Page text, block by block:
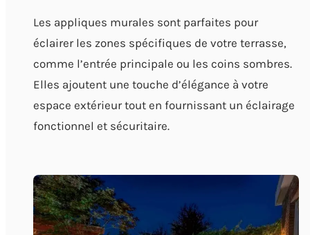
Les appliques murales sont parfaites pour
éclairer les zones spécifiques de votre terrasse,
comme l’entrée principale ou les coins sombres.
Elles ajoutent une touche d’élégance à votre
espace extérieur tout en fournissant un éclairage
fonctionnel et sécuritaire.